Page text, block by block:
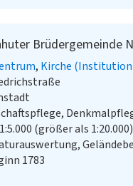
Brüdergemeinde
Kirche
(größer als 1:20.000)
1783